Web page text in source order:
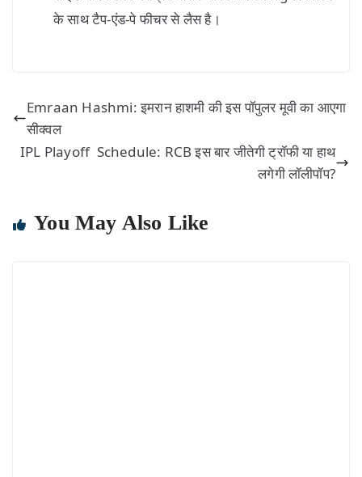
के साथ टैप-एंड-पे फीचर से लैस है।
Emraan Hashmi: इमरान हाशमी की इस पॉपुलर मूवी का आएगा
सीक्वल
IPL Playoff Schedule: RCB इस बार जीतेगी ट्रॉफी या हाथ
लगेगी लॉलीपॉप?
You May Also Like